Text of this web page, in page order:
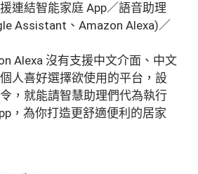
連結智能家庭 App／語音助理
Assistant、Amazon Alexa)／
Alexa 沒有支援中文介面、中文
人喜好選擇欲使用的平台，設
，就能請智慧助理們代為執行
，為你打造更舒適便利的居家